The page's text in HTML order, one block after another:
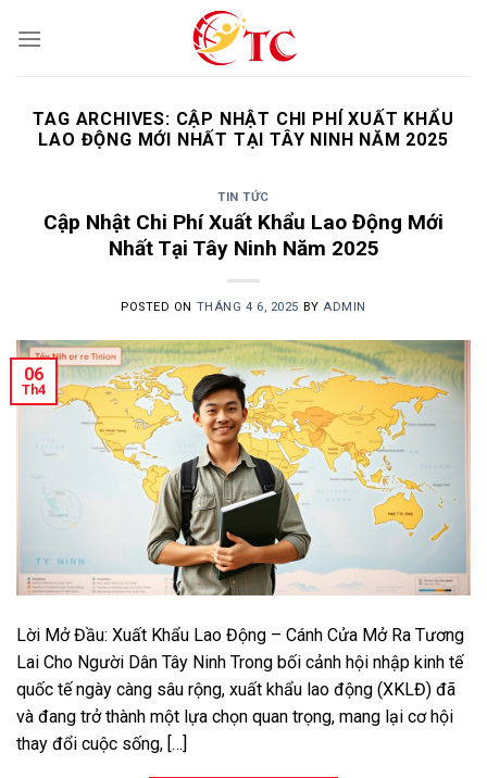
TAG ARCHIVES: CẬP NHẬT CHI PHÍ XUẤT KHẨU
LAO ĐỘNG MỚI NHẤT TẠI TÂY NINH NĂM 2025
TIN TỨC
Cập Nhật Chi Phí Xuất Khẩu Lao Động Mới
Nhất Tại Tây Ninh Năm 2025
POSTED ON THÁNG 4 6, 2025 BY ADMIN
06
Th4
Lời Mở Đầu: Xuất Khẩu Lao Động – Cánh Cửa Mở Ra Tương
Lai Cho Người Dân Tây Ninh Trong bối cảnh hội nhập kinh tế
quốc tế ngày càng sâu rộng, xuất khẩu lao động (XKLĐ) đã
và đang trở thành một lựa chọn quan trọng, mang lại cơ hội
thay đổi cuộc sống, […]